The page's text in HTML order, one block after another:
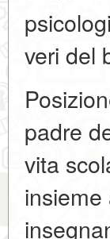
veri del
padre
vita